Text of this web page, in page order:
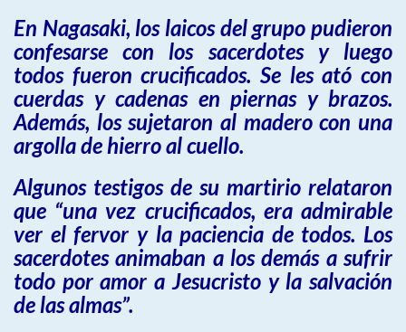
En Nagasaki, los laicos del grupo pudieron
confesarse con los sacerdotes y luego
todos fueron crucificados. Se les ató con
cuerdas y cadenas en piernas y brazos.
Además, los sujetaron al madero con una
argolla de hierro al cuello.
Algunos testigos de su martirio relataron
que “una vez crucificados, era admirable
ver el fervor y la paciencia de todos. Los
sacerdotes animaban a los demás a sufrir
todo por amor a Jesucristo y la salvación
de las almas”.